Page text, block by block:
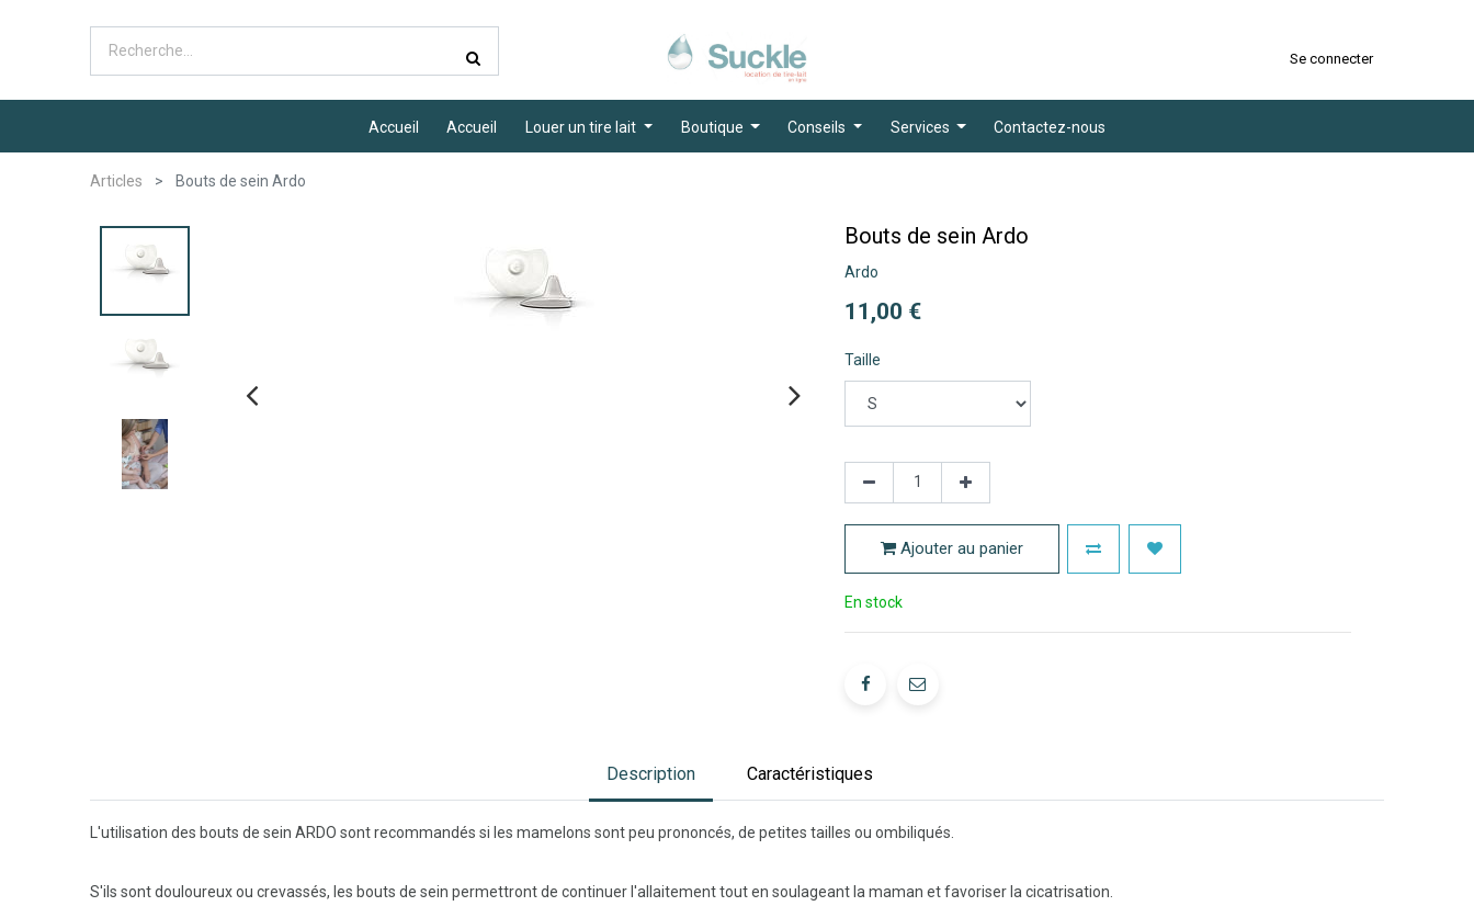
Se connecter
Accueil Accueil Louer un tire lait Boutique Conseils Services Contactez-nous
Articles Bouts de sein Ardo
Bouts de sein Ardo
Ardo
11,00 €
Taille
Ajouter au panier
En stock
Description Caractéristiques
L'utilisation des bouts de sein ARDO sont recommandés si les mamelons sont peu prononcés, de petites tailles ou ombiliqués.
S'ils sont douloureux ou crevassés, les bouts de sein permettront de continuer l'allaitement tout en soulageant la maman et favoriser la cicatrisation.